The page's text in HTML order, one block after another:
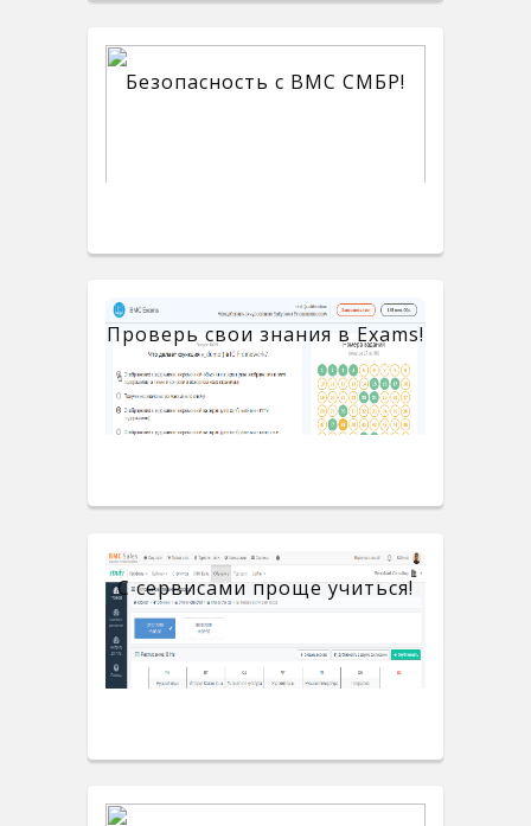
Безопасность с BMC СМБР!
Проверь свои знания в Exams!
С сервисами проще учиться!